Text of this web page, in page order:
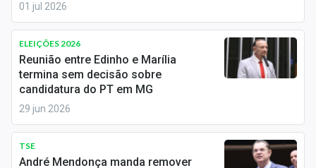
Últimas Notícias
Newsletters
Cotações
Comprar ou vender?
Carteiras Recomendadas
01 jul 2026
ELEIÇÕES 2026
Reunião entre Edinho e Marília
termina sem decisão sobre
candidatura do PT em MG
29 jun 2026
TSE
André Mendonça manda remover